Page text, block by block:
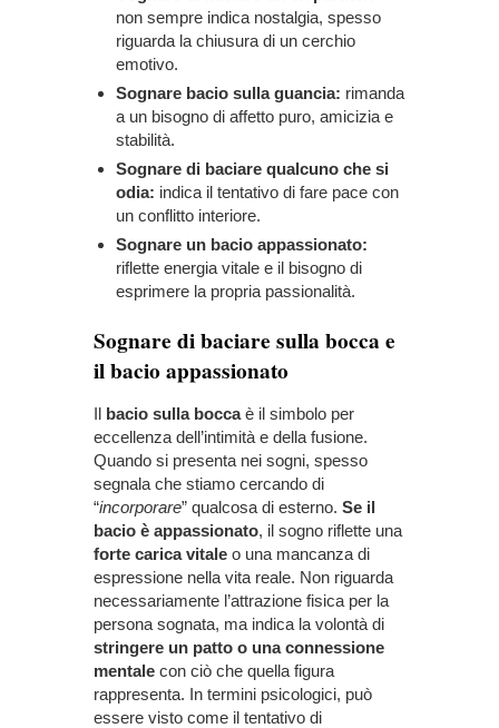
non sempre indica nostalgia, spesso
riguarda la chiusura di un cerchio
emotivo.
Sognare bacio sulla guancia: rimanda
a un bisogno di affetto puro, amicizia e
stabilità.
Sognare di baciare qualcuno che si
odia: indica il tentativo di fare pace con
un conflitto interiore.
Sognare un bacio appassionato:
riflette energia vitale e il bisogno di
esprimere la propria passionalità.
Sognare di baciare sulla bocca e
il bacio appassionato
Il bacio sulla boccaè il simbolo per
eccellenza dell’intimità e della fusione.
Quando si presenta nei sogni, spesso
segnala che stiamo cercando di
“incorporare” qualcosa di esterno. Se il
bacio è appassionato, il sogno riflette una
forte carica vitale o una mancanza di
espressione nella vita reale. Non riguarda
necessariamente l’attrazione fisica per la
persona sognata, ma indica la volontà di
stringere un patto o una connessione
mentale con ciò che quella figura
rappresenta. In termini psicologici, può
essere visto come il tentativo di